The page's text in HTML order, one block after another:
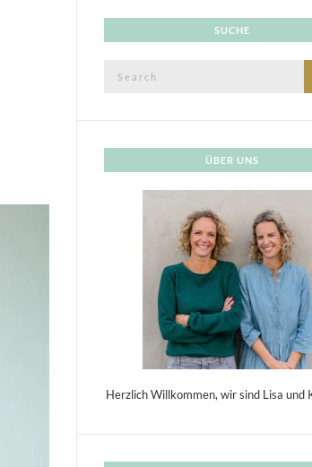
SUCHE
ÜBER UNS
Herzlich Willkommen, wir sind Lisa und